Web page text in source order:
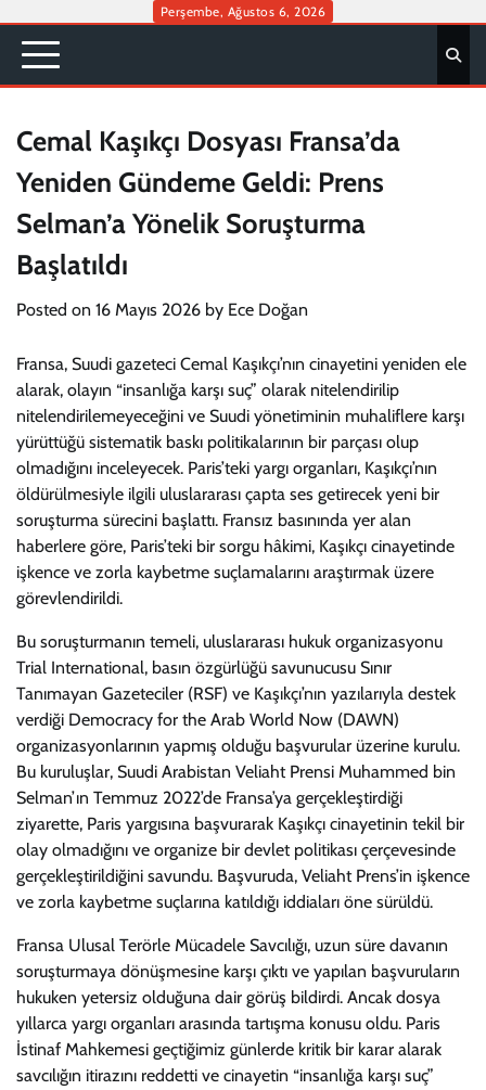
content
Perşembe, Ağustos 6, 2026
Cemal Kaşıkçı Dosyası Fransa’da
Yeniden Gündeme Geldi: Prens
Selman’a Yönelik Soruşturma
Başlatıldı
Posted on 16 Mayıs 2026 by Ece Doğan
Fransa, Suudi gazeteci Cemal Kaşıkçı’nın cinayetini yeniden ele
alarak, olayın “insanlığa karşı suç” olarak nitelendirilip
nitelendirilemeyeceğini ve Suudi yönetiminin muhaliflere karşı
yürüttüğü sistematik baskı politikalarının bir parçası olup
olmadığını inceleyecek. Paris’teki yargı organları, Kaşıkçı’nın
öldürülmesiyle ilgili uluslararası çapta ses getirecek yeni bir
soruşturma sürecini başlattı. Fransız basınında yer alan
haberlere göre, Paris’teki bir sorgu hâkimi, Kaşıkçı cinayetinde
işkence ve zorla kaybetme suçlamalarını araştırmak üzere
görevlendirildi.
Bu soruşturmanın temeli, uluslararası hukuk organizasyonu
Trial International, basın özgürlüğü savunucusu Sınır
Tanımayan Gazeteciler (RSF) ve Kaşıkçı’nın yazılarıyla destek
verdiği Democracy for the Arab World Now (DAWN)
organizasyonlarının yapmış olduğu başvurular üzerine kurulu.
Bu kuruluşlar, Suudi Arabistan Veliaht Prensi Muhammed bin
Selman’ın Temmuz 2022’de Fransa’ya gerçekleştirdiği
ziyarette, Paris yargısına başvurarak Kaşıkçı cinayetinin tekil bir
olay olmadığını ve organize bir devlet politikası çerçevesinde
gerçekleştirildiğini savundu. Başvuruda, Veliaht Prens’in işkence
ve zorla kaybetme suçlarına katıldığı iddiaları öne sürüldü.
Fransa Ulusal Terörle Mücadele Savcılığı, uzun süre davanın
soruşturmaya dönüşmesine karşı çıktı ve yapılan başvuruların
hukuken yetersiz olduğuna dair görüş bildirdi. Ancak dosya
yıllarca yargı organları arasında tartışma konusu oldu. Paris
İstinaf Mahkemesi geçtiğimiz günlerde kritik bir karar alarak
savcılığın itirazını reddetti ve cinayetin “insanlığa karşı suç”